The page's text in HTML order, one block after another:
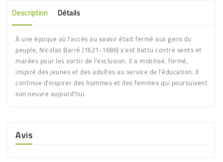
Description Détails
À une époque où l'accès au savoir était fermé aux gens du
peuple, Nicolas Barré (1621-1686) s'est battu contre vents et
marées pour les sortir de l'exclusion. Il a mobilisé, formé,
inspiré des jeunes et des adultes au service de l'éducation. Il
continue d'inspirer des hommes et des femmes qui poursuivent
son oeuvre aujourd'hui.
Avis